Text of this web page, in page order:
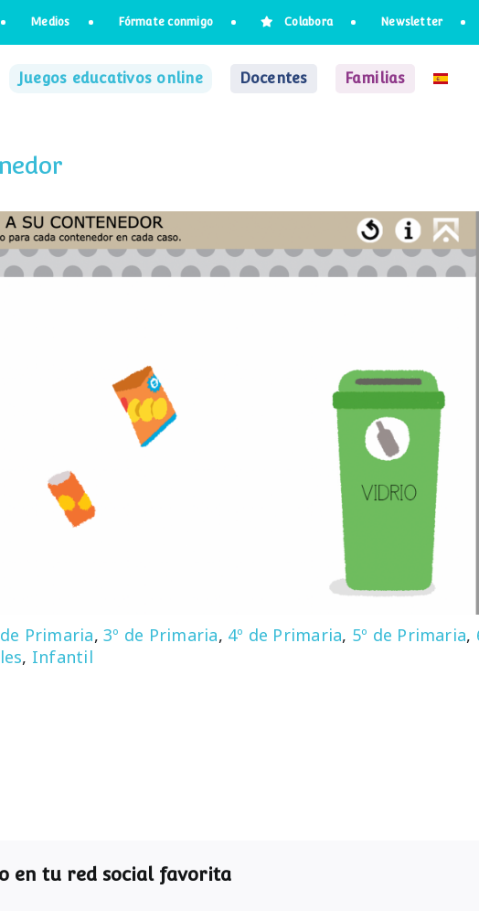
Medios Fórmate conmigo Colabora Newsletter
Juegos educativos online Docentes Familias
Primaria,3º de Primaria, 4º de Primaria, 5º de Primaria,
, Infantil
en tu red social favorita